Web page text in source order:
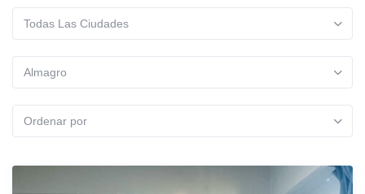
Todas Las Ciudades
Almagro
Ordenar por